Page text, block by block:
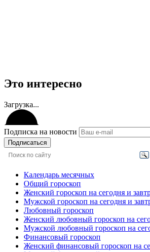
Это интересно
Загрузка...
Подписка на новости
Подписаться
Календарь месячных
Общий гороскоп
Женский гороскоп на сегодня и
Мужской гороскоп на сегодня и
Любовный гороскоп
Женский любовный гороскоп на
Мужской любовный гороскоп на
Финансовый гороскоп
Женский финансовый гороскоп на